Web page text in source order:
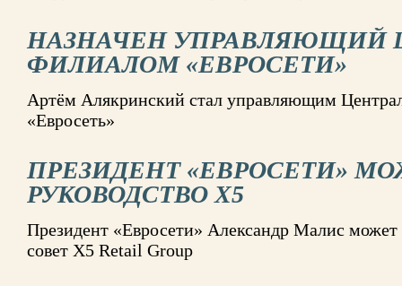
НАЗНАЧЕН УПРАВЛЯЮЩИЙ
ФИЛИАЛОМ «ЕВРОСЕТИ»
Артём Алякринский стал управляющим
«Евросеть»
ПРЕЗИДЕНТ «ЕВРОСЕТИ»
РУКОВОДСТВО Х5
Президент «Евросети» Александр Малис
совет X5 Retail Group